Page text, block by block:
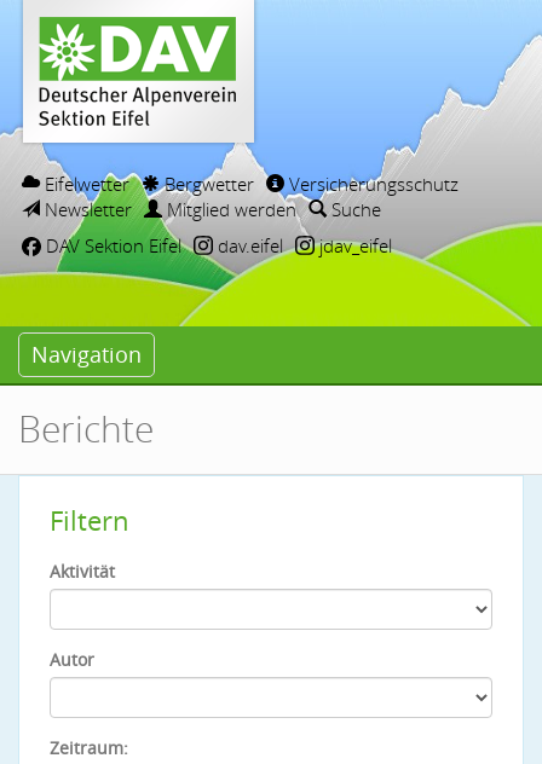
Eifelwetter Bergwetter
Versicherungsschutz
Newsletter
Mitglied werden
Suche
DAV Sektion Eifel
dav.eifel jdav_eifel
Navigation
Berichte
Filtern
Aktivität
Autor
Zeitraum: